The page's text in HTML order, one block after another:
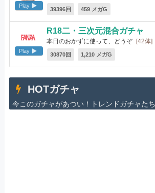
Play
39396回 459 メガG
Play
R18二・三次元混合ガチャ
本日のおかずに使って、どうぞ [42体]
30870回 1,210 メガG
HOTガチャ
今このガチャがあつい！トレンドガチャたち